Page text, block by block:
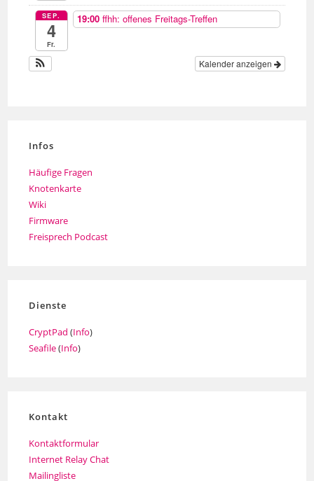
SEP.
4
Fr.
19:00 ffhh: offenes Freitags-Treffen
Kalender anzeigen
Infos
Häufige Fragen
Knotenkarte
Wiki
Firmware
Freisprech Podcast
Dienste
CryptPad (Info)
Seafile(Info)
Kontakt
Kontaktformular
Internet Relay Chat
Mailingliste